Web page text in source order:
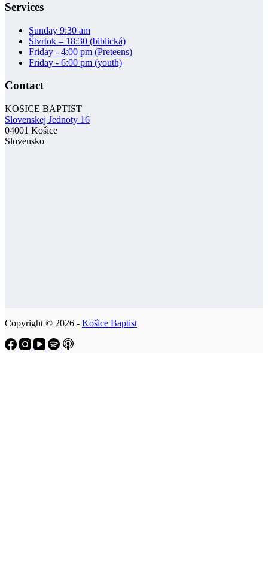
Services
Sunday 9:30 am
Štvrtok – 18:30 (biblická)
Friday - 4:00 pm (Preteens)
Friday - 6:00 pm (youth)
Contact
KOSICE BAPTIST
Slovenskej Jednoty 16
04001 Košice
Slovensko
Copyright © 2026 - Košice Baptist